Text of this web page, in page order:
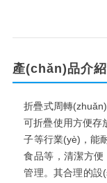
產(chǎn)品介紹
折疊式周轉(zhuǎn)
可折疊使用方便存放
子等行業(yè)，能
食品等，清潔方便
管理。其合理的